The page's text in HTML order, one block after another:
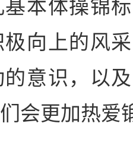
体操锦标
向上的风
意识，以
会更加热爱